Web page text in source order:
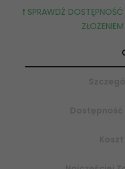
❗️ SPRAWDŹ